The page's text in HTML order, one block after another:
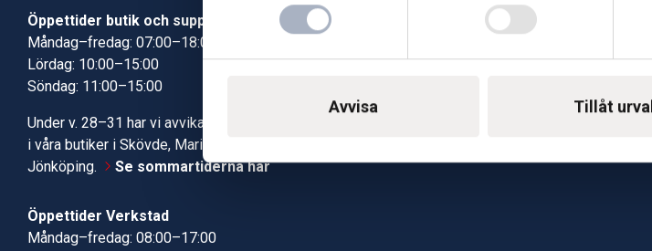
Avvisa Tillåt
Öppettider butik och support
Måndag–fredag: 07:00–18:00
Lördag: 10:00–15:00
Söndag: 11:00–15:00
Under v. 28–31 har vi avvikande öppettider
i våra butiker i Skövde, Mariestad och
Jönköping.
Se sommartiderna här
Öppettider Verkstad
Måndag–fredag: 08:00–17:00
Butik Skövde
Kundcenter
Boka tid i verkstad